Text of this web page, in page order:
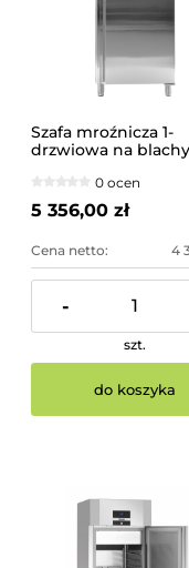
Szafa mroźnicza 1-
drzwiowa na blachy
0 ocen
5 356,00 zł
Cena netto: 4
-
szt.
do koszyka